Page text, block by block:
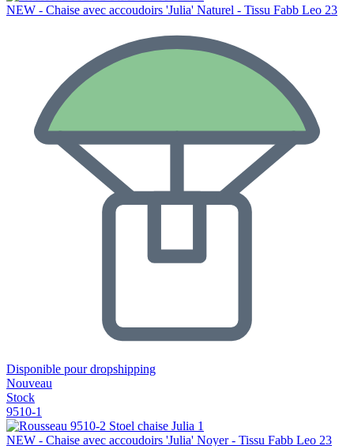
NEW - Chaise avec accoudoirs 'Julia' Naturel - Tissu Fabb Leo 23
Disponible pour dropshipping
Nouveau
Stock
9510-1
NEW - Chaise avec accoudoirs 'Julia' Noyer - Tissu Fabb Leo 23